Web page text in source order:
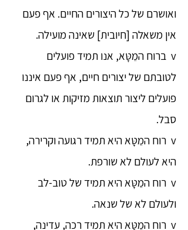
ואושרם של כל היצורים החיים. אף פעם
אין משאלה [חיובית] שאינה מועילה.
v ברוח המֵטָּא, אנו תמיד פועלים
לטובתם של יצורים חיים, אף פעם איננו
פועלים ליצור תוצאות מזיקות או לגרום
סבל.
v רוח המֵטָּא היא תמיד רגועה וקרירה,
היא לעולם לא שורפת.
v רוח המֵטָּא היא תמיד של טוב-לב
ולעולם לא של שנאה.
v רוח המֵטָּא היא תמיד רכה, עדינה,